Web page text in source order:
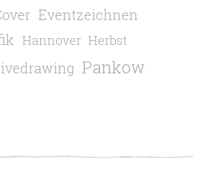
Eventzeichnen
Hannover Herbst
Pankow